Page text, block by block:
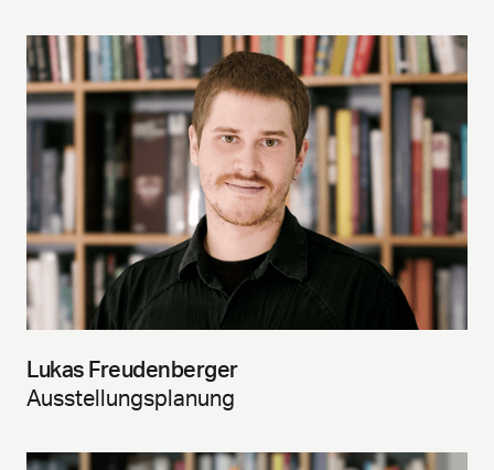
Lukas Freudenberger
Ausstellungsplanung